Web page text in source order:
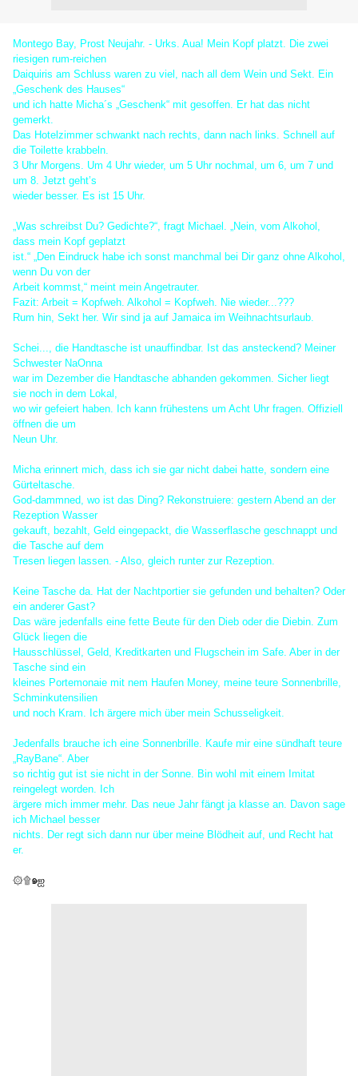
Montego Bay, Prost Neujahr. - Urks. Aua! Mein Kopf platzt. Die zwei
riesigen rum-reichen
Daiquiris am Schluss waren zu viel, nach all dem Wein und Sekt. Ein
„Geschenk des Hauses“
und ich hatte Micha´s „Geschenk“ mit gesoffen. Er hat das nicht
gemerkt.
Das Hotelzimmer schwankt nach rechts, dann nach links. Schnell auf
die Toilette krabbeln.
3 Uhr Morgens. Um 4 Uhr wieder, um 5 Uhr nochmal, um 6, um 7 und
um 8. Jetzt geht’s
wieder besser. Es ist 15 Uhr.
„Was schreibst Du? Gedichte?“, fragt Michael. „Nein, vom Alkohol,
dass mein Kopf geplatzt
ist.“ „Den Eindruck habe ich sonst manchmal bei Dir ganz ohne Alkohol,
wenn Du von der
Arbeit kommst,“ meint mein Angetrauter.
Fazit: Arbeit = Kopfweh. Alkohol = Kopfweh. Nie wieder...???
Rum hin, Sekt her. Wir sind ja auf Jamaica im Weihnachtsurlaub.
Schei..., die Handtasche ist unauffindbar. Ist das ansteckend? Meiner
Schwester NaOnna
war im Dezember die Handtasche abhanden gekommen. Sicher liegt
sie noch in dem Lokal,
wo wir gefeiert haben. Ich kann frühestens um Acht Uhr fragen. Offiziell
öffnen die um
Neun Uhr.
Micha erinnert mich, dass ich sie gar nicht dabei hatte, sondern eine
Gürteltasche.
God-dammned, wo ist das Ding? Rekonstruiere: gestern Abend an der
Rezeption Wasser
gekauft, bezahlt, Geld eingepackt, die Wasserflasche geschnappt und
die Tasche auf dem
Tresen liegen lassen. - Also, gleich runter zur Rezeption.
Keine Tasche da. Hat der Nachtportier sie gefunden und behalten? Oder
ein anderer Gast?
Das wäre jedenfalls eine fette Beute für den Dieb oder die Diebin. Zum
Glück liegen die
Hausschlüssel, Geld, Kreditkarten und Flugschein im Safe. Aber in der
Tasche sind ein
kleines Portemonaie mit nem Haufen Money, meine teure Sonnenbrille,
Schminkutensilien
und noch Kram. Ich ärgere mich über mein Schusseligkeit.
Jedenfalls brauche ich eine Sonnenbrille. Kaufe mir eine sündhaft teure
„RayBane“. Aber
so richtig gut ist sie nicht in der Sonne. Bin wohl mit einem Imitat
reingelegt worden. Ich
ärgere mich immer mehr. Das neue Jahr fängt ja klasse an. Davon sage
ich Michael besser
nichts. Der regt sich dann nur über meine Blödheit auf, und Recht hat
er.
۞۩๑ஐ